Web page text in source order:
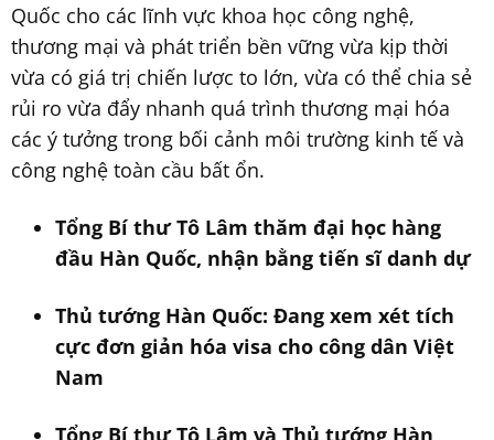
Quốc cho các lĩnh vực khoa học công nghệ,
thương mại và phát triển bền vững vừa kịp thời
vừa có giá trị chiến lược to lớn, vừa có thể chia sẻ
rủi ro vừa đẩy nhanh quá trình thương mại hóa
các ý tưởng trong bối cảnh môi trường kinh tế và
công nghệ toàn cầu bất ổn.
Tổng Bí thư Tô Lâm thăm đại học hàng
đầu Hàn Quốc, nhận bằng tiến sĩ danh dự
Thủ tướng Hàn Quốc: Đang xem xét tích
cực đơn giản hóa visa cho công dân Việt
Nam
Tổng Bí thư Tô Lâm và Thủ tướng Hàn